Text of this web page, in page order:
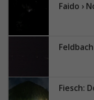
Faido › Norden: Leosi -
Fiesch: